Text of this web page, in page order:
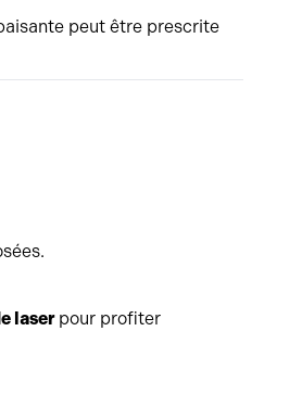
peut être prescrite
laser pour profiter